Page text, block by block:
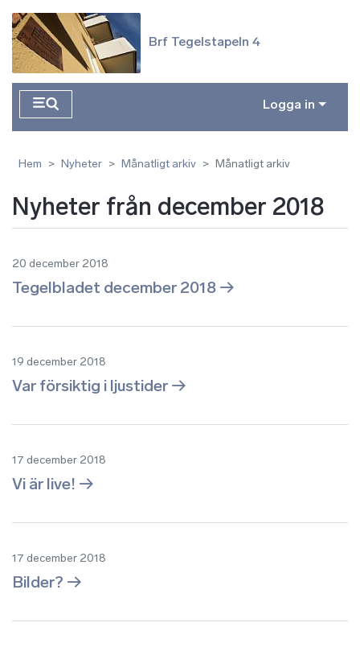
Brf Tegelstapeln 4
Logga in
Hem Nyheter Månatligt arkiv Månatligt arkiv
Nyheter från december 2018
20 december 2018
Tegelbladet december 2018
19 december 2018
Var försiktig i ljustider
17 december 2018
Vi är live!
17 december 2018
Bilder?